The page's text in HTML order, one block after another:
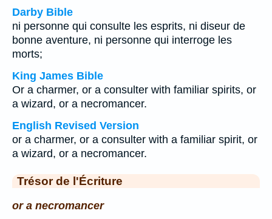
Darby Bible
ni personne qui consulte les esprits, ni diseur de
bonne aventure, ni personne qui interroge les
morts;
King James Bible
Or a charmer, or a consulter with familiar spirits, or
a wizard, or a necromancer.
English Revised Version
or a charmer, or a consulter with a familiar spirit, or
a wizard, or a necromancer.
Trésor de l'Écriture
or a necromancer